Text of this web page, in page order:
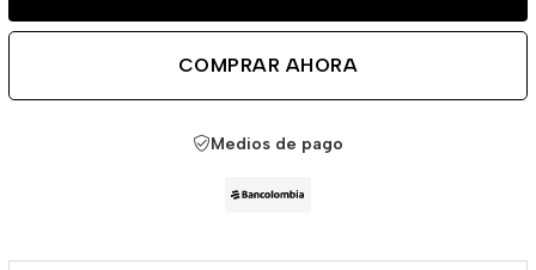
COMPRAR AHORA
Medios de pago